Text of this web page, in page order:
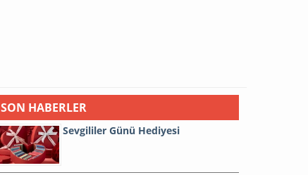
SON HABERLER
Sevgililer Günü Hediyesi